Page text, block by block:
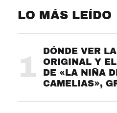
LO MÁS LEÍDO
1
DÓNDE VER
ORIGINAL Y
DE «LA NIÑA
CAMELIAS»,